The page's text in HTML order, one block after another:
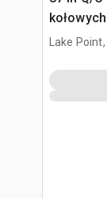
kołowych
Lake Point,